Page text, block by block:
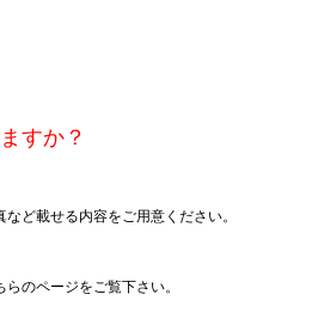
すか？
ど載せる内容をご用意ください。
のページをご覧下さい。